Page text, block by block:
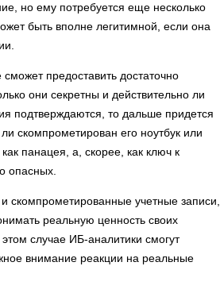
но ему потребуется еще несколько
быть вполне легитимной, если она
предоставить достаточно
они секретны и действительно ли
подтверждаются, то дальше придется
скомпрометирован его ноутбук или
панацея, а, скорее, как ключ к
опасных.
скомпрометированные учетные записи,
реальную ценность своих
случае ИБ-аналитики смогут
внимание реакции на реальные